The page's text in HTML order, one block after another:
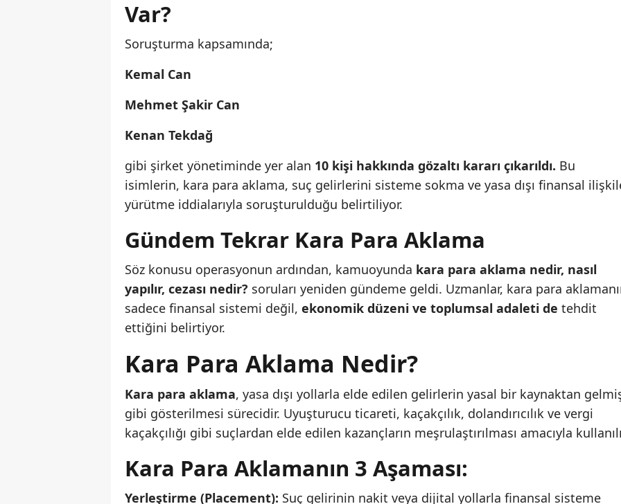
Var?
Soruşturma kapsamında;
Kemal Can
Mehmet Şakir Can
Kenan Tekdağ
gibi şirket yönetiminde yer alan 10 kişi hakkında gözaltı kararı çıkarıldı. Bu
isimlerin, kara para aklama, suç gelirlerini sisteme sokma ve yasa dışı finansal
yürütme iddialarıyla soruşturulduğu belirtiliyor.
Gündem Tekrar Kara Para Aklama
Söz konusu operasyonun ardından, kamuoyunda kara para aklama nedir, nasıl
yapılır, cezası nedir? soruları yeniden gündeme geldi. Uzmanlar, kara para
sadece finansal sistemi değil, ekonomik düzeni ve toplumsal adaleti de tehdit
ettiğini belirtiyor.
Kara Para Aklama Nedir?
Kara para aklama, yasa dışı yollarla elde edilen gelirlerin yasal bir kaynaktan
gibi gösterilmesi sürecidir. Uyuşturucu ticareti, kaçakçılık, dolandırıcılık ve vergi
kaçakçılığı gibi suçlardan elde edilen kazançların meşrulaştırılması amacıyla
Kara Para Aklamanın 3 Aşaması:
Yerleştirme (Placement): Suç gelirinin nakit veya dijital yollarla finansal sisteme